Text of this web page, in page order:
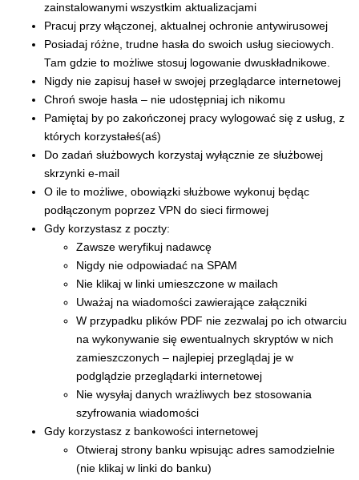
zainstalowanymi wszystkim aktualizacjami
Pracuj przy włączonej, aktualnej ochronie antywirusowej
Posiadaj różne, trudne hasła do swoich usług sieciowych.
Tam gdzie to możliwe stosuj logowanie dwuskładnikowe.
Nigdy nie zapisuj haseł w swojej przeglądarce internetowej
Chroń swoje hasła – nie udostępniaj ich nikomu
Pamiętaj by po zakończonej pracy wylogować się z usług, z
których korzystałeś(aś)
Do zadań służbowych korzystaj wyłącznie ze służbowej
skrzynki e-mail
O ile to możliwe, obowiązki służbowe wykonuj będąc
podłączonym poprzez VPN do sieci firmowej
Gdy korzystasz z poczty:
Zawsze weryfikuj nadawcę
Nigdy nie odpowiadać na SPAM
Nie klikaj w linki umieszczone w mailach
Uważaj na wiadomości zawierające załączniki
W przypadku plików PDF nie zezwalaj po ich otwarciu
na wykonywanie się ewentualnych skryptów w nich
zamieszczonych – najlepiej przeglądaj je w
podglądzie przeglądarki internetowej
Nie wysyłaj danych wrażliwych bez stosowania
szyfrowania wiadomości
Gdy korzystasz z bankowości internetowej
Otwieraj strony banku wpisując adres samodzielnie
(nie klikaj w linki do banku)